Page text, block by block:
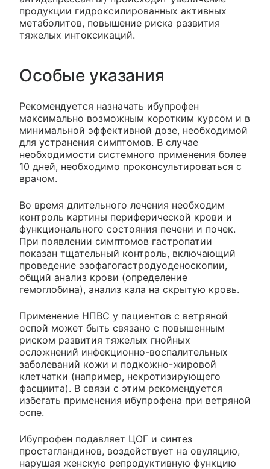
продукции гидроксилированных активных
метаболитов, повышение риска развития
тяжелых интоксикаций.
Особые указания
Рекомендуется назначать ибупрофен
максимально возможным коротким курсом и в
минимальной эффективной дозе, необходимой
для устранения симптомов. В случае
необходимости системного применения более
10 дней, необходимо проконсультироваться с
врачом.
Во время длительного лечения необходим
контроль картины периферической крови и
функционального состояния печени и почек.
При появлении симптомов гастропатии
показан тщательный контроль, включающий
проведение эзофагогастродуоденоскопии,
общий анализ крови (определение
гемоглобина), анализ кала на скрытую кровь.
Применение НПВС у пациентов с ветряной
оспой может быть связано с повышенным
риском развития тяжелых гнойных
осложнений инфекционно-воспалительных
заболеваний кожи и подкожно-жировой
клетчатки (например, некротизирующего
фасциита). В связи с этим рекомендуется
избегать применения ибупрофена при ветряной
оспе.
Ибупрофен подавляет ЦОГ и синтез
простагландинов, воздействует на овуляцию,
нарушая женскую репродуктивную функцию